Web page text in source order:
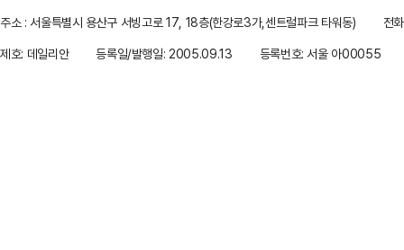
주소 : 서울특별시 용산구 서빙고로 17, 18층(한강로3가,센트럴파크 타워동)
전
제호: 데일리안
등록일/발행일: 2005.09.13 등록번호: 서울 아00055